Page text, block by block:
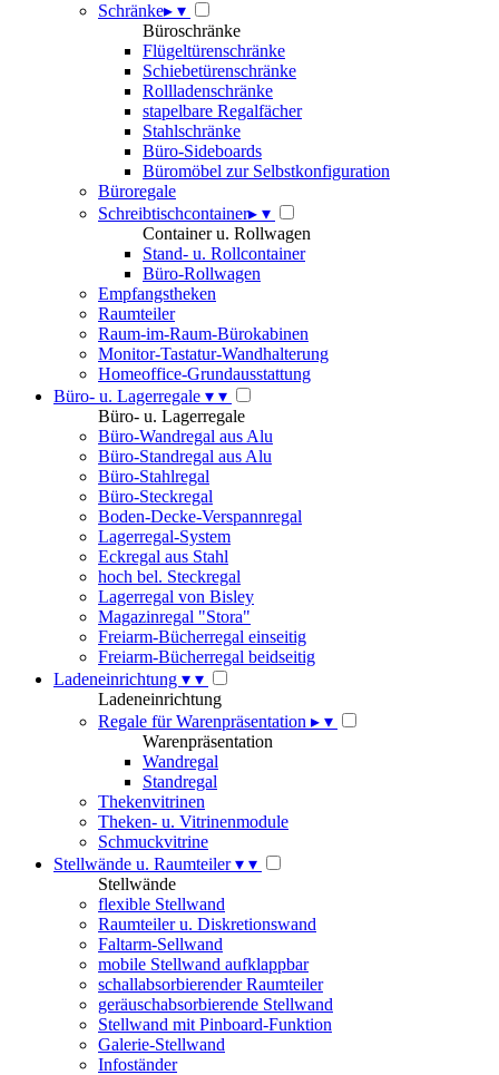
Schränke▸ ▾
Büroschränke
Flügeltürenschränke
Schiebetürenschränke
Rollladenschränke
stapelbare Regalfächer
Stahlschränke
Büro-Sideboards
Büromöbel zur Selbstkonfiguration
Büroregale
Schreibtischcontainer▸ ▾
Container u. Rollwagen
Stand- u. Rollcontainer
Büro-Rollwagen
Empfangstheken
Raumteiler
Raum-im-Raum-Bürokabinen
Monitor-Tastatur-Wandhalterung
Homeoffice-Grundausstattung
Büro- u. Lagerregale ▾ ▾
Büro- u. Lagerregale
Büro-Wandregal aus Alu
Büro-Standregal aus Alu
Büro-Stahlregal
Büro-Steckregal
Boden-Decke-Verspannregal
Lagerregal-System
Eckregal aus Stahl
hoch bel. Steckregal
Lagerregal von Bisley
Magazinregal "Stora"
Freiarm-Bücherregal einseitig
Freiarm-Bücherregal beidseitig
Ladeneinrichtung ▾ ▾
Ladeneinrichtung
Regale für Warenpräsentation ▸ ▾
Warenpräsentation
Wandregal
Standregal
Thekenvitrinen
Theken- u. Vitrinenmodule
Schmuckvitrine
Stellwände u. Raumteiler▾ ▾
Stellwände
flexible Stellwand
Raumteiler u. Diskretionswand
Faltarm-Sellwand
mobile Stellwand aufklappbar
schallabsorbierender Raumteiler
geräuschabsorbierende Stellwand
Stellwand mit Pinboard-Funktion
Galerie-Stellwand
Infoständer